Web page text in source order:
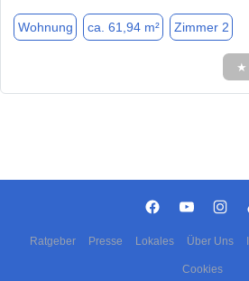
Wohnung ca. 61,94 m² Zimmer 2
★
Ratgeber Presse Lokales Über Uns
Cookies